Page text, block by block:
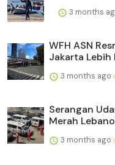
3 months
WFH ASN
Jakarta Lebih
3 months ago
Serangan
Merah
3 months ago